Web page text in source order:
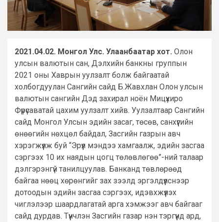
2021.04.02. Монгол Улс. Улаанбаатар хот. Олон
улсын валютын сан, Дэлхийн банкны группын
2021 оны Хаврын уулзалт болж байгаатай
холбогдуулан Сангийн сайд Б.Жавхлан Олон улсын
валютын сангийн Дэд захирал ноён Мицүхиро
Фүрүсаватай цахим уулзалт хийв. Уулзалтаар Сангийн
сайд Монгол Улсын эдийн засаг, төсөв, санхүүгийн
өнөөгийн нөхцөл байдал, Засгийн газрын авч
хэрэгжүүлж буй “Эрүүл мэндээ хамгаалж, эдийн засгаа
сэргээх 10 их наядын цогц төлөвлөгөө”-ний талаар
дэлгэрэнгүй танилцуулав. Банканд төвлөрөөд
байгаа нөөц хөрөнгийг зах зээлд эргэлдүүлснээр
дотоодын эдийн засгаа сэргээх, идэвхжүүлэх
чиглэлээр шаардлагатай арга хэмжээг авч байгааг
сайд дурдав. Түүнчлэн Засгийн газар нэн тэргүүнд ард,